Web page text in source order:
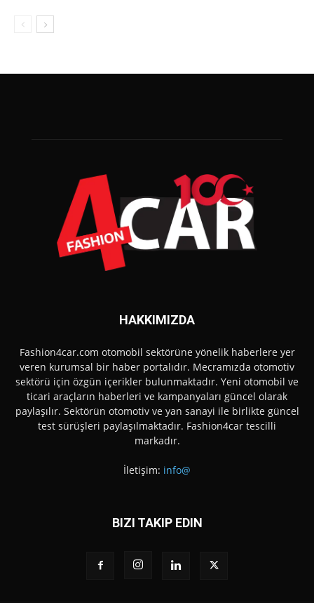
HAKKIMIZDA
Fashion4car.com otomobil sektörüne yönelik haberlere yer
veren kurumsal bir haber portalıdır. Mecramızda otomotiv
sektörü için özgün içerikler bulunmaktadır. Yeni otomobil ve
ticari araçların haberleri ve kampanyaları güncel olarak
paylaşılır. Sektörün otomotiv ve yan sanayi ile birlikte güncel
test sürüşleri paylaşılmaktadır. Fashion4car tescilli
markadır.
İletişim: info@
BIZI TAKIP EDIN